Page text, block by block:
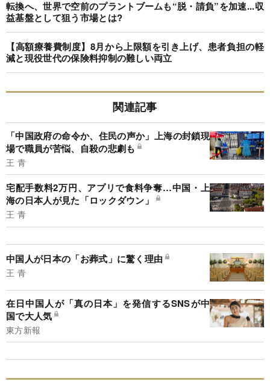
転換へ、世界で空前のプラントブームも“脱・請負”を加速...収
益基盤として狙う市場とは?
【高額療養費制度】8月から上限額を引き上げ、患者負担の軽
減と現役世代の保険料抑制の難しい両立
関連記事
「中国政府の命令か、住民の声か」上海の封鎖現
場で職員が苦悩、自殺の悲劇も
王 青
宅配手数料2万円、アプリで食料争奪…中国・上
海の日本人が見た「ロックダウン」
王 青
中国人が日本の「お葬式」に驚く理由
王 青
在日中国人が「真の日本」を発信するSNSが中
国で大人気
東方新報